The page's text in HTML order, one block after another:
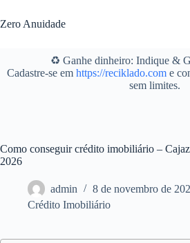
para
o
Zero Anuidade
♻️ Ganhe dinheiro: Indique &
Cadastre-se em https://reciklado.come
sem limites.
Como conseguir crédito imobiliário –
2026
admin
8 de novembro de
Crédito Imobiliário